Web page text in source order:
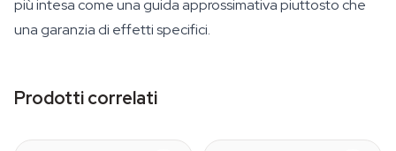
più intesa come una guida approssimativa piuttosto che
una garanzia di effetti specifici.
Prodotti correlati